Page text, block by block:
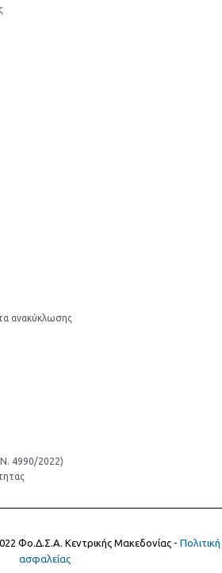
ανακύκλωσης
4990/2022)
Φο.Δ.Σ.Α. Κεντρικής Μακεδονίας - Πολιτική
ασφαλείας